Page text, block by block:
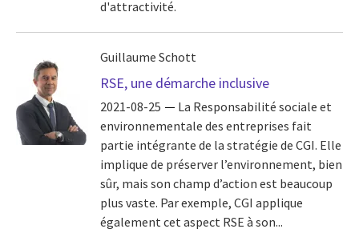
d'attractivité.
Guillaume Schott
RSE, une démarche inclusive
2021-08-25
La Responsabilité sociale et
environnementale des entreprises fait
partie intégrante de la stratégie de CGI. Elle
implique de préserver l’environnement, bien
sûr, mais son champ d’action est beaucoup
plus vaste. Par exemple, CGI applique
également cet aspect RSE à son...